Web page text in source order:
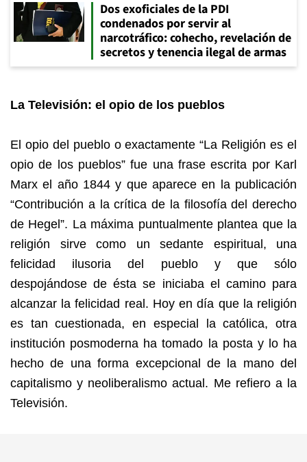
Dos exoficiales de la PDI
condenados por servir al
narcotráfico: cohecho, revelación de
secretos y tenencia ilegal de armas
La Televisión: el opio de los pueblos
El opio del pueblo o exactamente “La Religión es el
opio de los pueblos” fue una frase escrita por Karl
Marx el año 1844 y que aparece en la publicación
“Contribución a la crítica de la filosofía del derecho
de Hegel”. La máxima puntualmente plantea que la
religión sirve como un sedante espiritual, una
felicidad ilusoria del pueblo y que sólo
despojándose de ésta se iniciaba el camino para
alcanzar la felicidad real. Hoy en día que la religión
es tan cuestionada, en especial la católica, otra
institución posmoderna ha tomado la posta y lo ha
hecho de una forma excepcional de la mano del
capitalismo y neoliberalismo actual. Me refiero a la
Televisión.